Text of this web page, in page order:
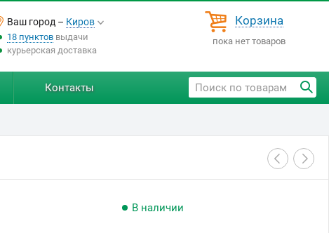
Ваш город – Киров
18 пунктоввыдачи
курьерская доставка
Корзина
пока нет товаров
Контакты
В наличии